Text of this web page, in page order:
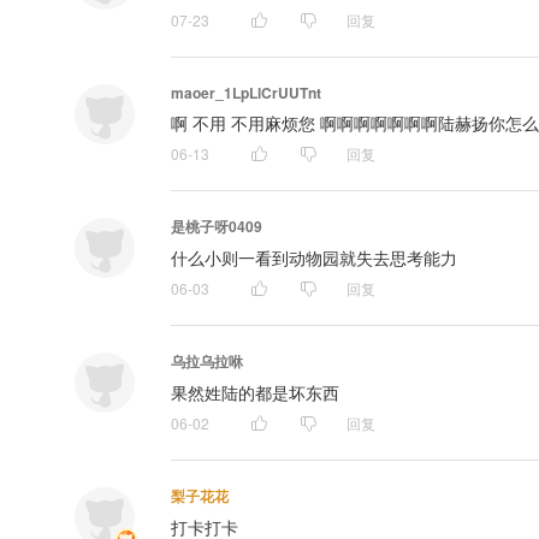
07-23 回复
maoer_1LpLlCrUUTnt
啊 不用 不用麻烦您 啊啊啊啊啊啊啊陆赫扬你怎
06-13 回复
是桃子呀0409
什么小则一看到动物园就失去思考能力
06-03 回复
乌拉乌拉咻
果然姓陆的都是坏东西
06-02 回复
梨子花花
打卡打卡